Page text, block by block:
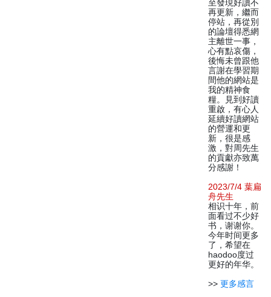
至發現好讀不
再更新，繼而
停站，再從別
的論壇得悉網
主離世一事，
心有點哀傷，
後悔未曾跟他
言謝在學習期
間他的網站是
我的精神食
糧。見到好讀
重啟，有心人
延續好讀網站
的營運和更
新，很是感
激，對周先生
的貢獻亦致萬
分感謝！
2023/7/4 葉扁
舟先生
相识十年，前
面看过不少好
书，谢谢你。
今年时间更多
了，希望在
haodoo度过
更好的年华。
>> 更多感言